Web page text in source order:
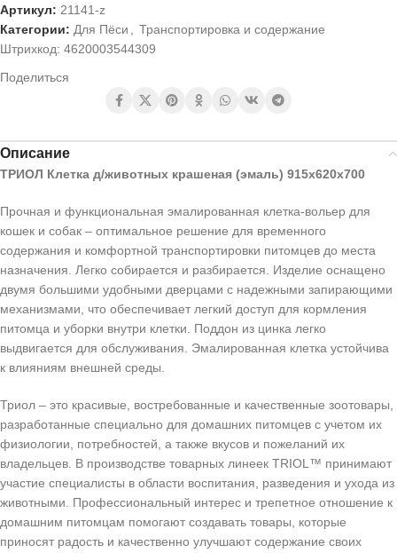
Артикул: 21141-z
Категории: Для Пёси
Транспортировка и содержание
Штрихкод: 4620003544309
Поделиться
Описание
ТРИОЛ Клетка д/животных крашеная (эмаль) 915х620х700
Прочная и функциональная эмалированная клетка-вольер для
кошек и собак – оптимальное решение для временного
содержания и комфортной транспортировки питомцев до места
назначения. Легко собирается и разбирается. Изделие оснащено
двумя большими удобными дверцами с надежными запирающими
механизмами, что обеспечивает легкий доступ для кормления
питомца и уборки внутри клетки. Поддон из цинка легко
выдвигается для обслуживания. Эмалированная клетка устойчива
к влияниям внешней среды.
Триол – это красивые, востребованные и качественные зоотовары,
разработанные специально для домашних питомцев с учетом их
физиологии, потребностей, а также вкусов и пожеланий их
владельцев. В производстве товарных линеек TRIOL™ принимают
участие специалисты в области воспитания, разведения и ухода из
животными. Профессиональный интерес и трепетное отношение к
домашним питомцам помогают создавать товары, которые
приносят радость и качественно улучшают содержание своих